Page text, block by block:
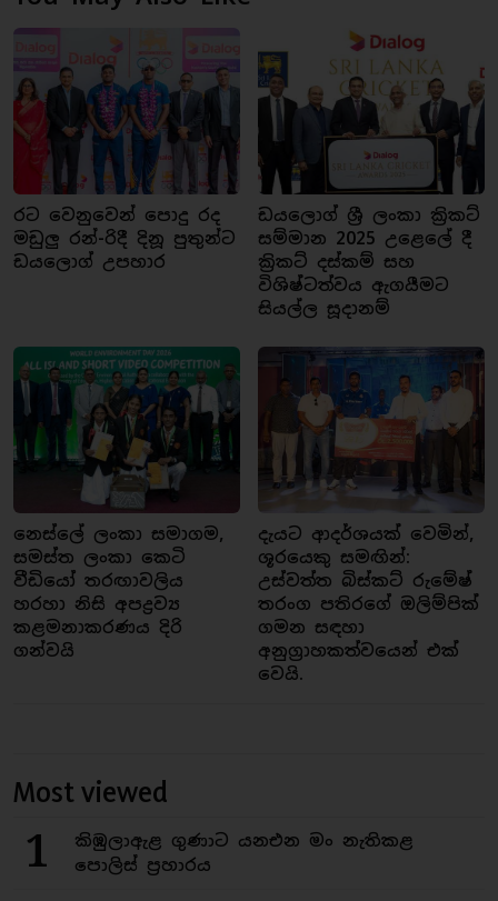
රට වෙනුවෙන් පොදු රද
මඩුලු රන්-රිදී දිනූ පුතුන්ට
ඩයලොග් උපහාර
ඩයලොග් ශ්‍රී ලංකා ක්‍රිකට්
සම්මාන 2025 උළෙලේ දී
ක්‍රිකට් දස්කම් සහ
විශිෂ්ටත්වය ඇගයීමට
සියල්ල සූදානම්
නෙස්ලේ ලංකා සමාගම,
සමස්ත ලංකා කෙටි
වීඩියෝ තරඟාවලිය
හරහා නිසි අපද්‍රව්‍ය
කළමනාකරණය දිරි
ගන්වයි
දැයට ආදර්ශයක් වෙමින්,
ශූරයෙකු සමඟින්:
උස්වත්ත බිස්කට් රුමේෂ්
තරංග පතිරගේ ඔලිම්පික්
ගමන සඳහා
අනුග්‍රාහකත්වයෙන් එක්
වෙයි.
Most viewed
1
කිඹුලාඇළ ගුණාට යනඑන මං නැතිකළ
පොලිස් ප්‍රහාරය